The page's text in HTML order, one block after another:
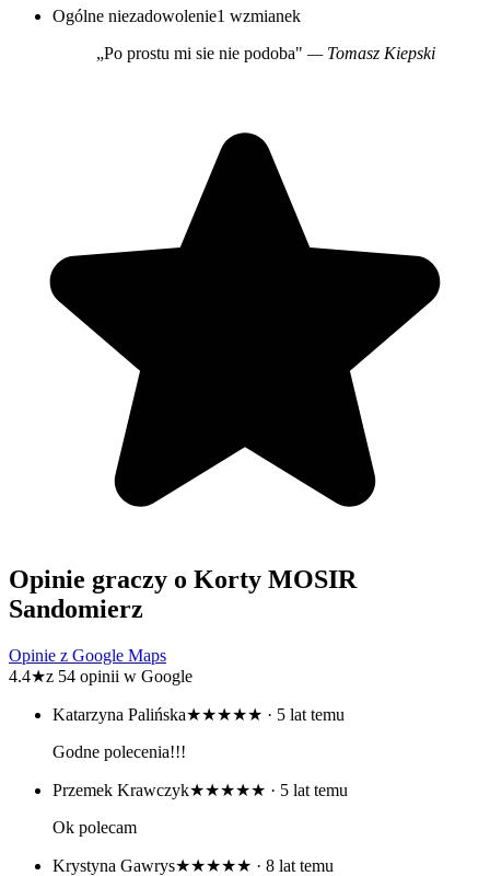
Ogólne niezadowolenie1 wzmianek
„Po prostu mi sie nie podoba" — Tomasz Kiepski
Opinie graczy o Korty MOSIR
Sandomierz
Opinie z Google Maps
4.4★z 54 opinii w Google
Katarzyna Palińska★★★★★ · 5 lat temu
Godne polecenia!!!
Przemek Krawczyk★★★★★ · 5 lat temu
Ok polecam
Krystyna Gawrys★★★★★ · 8 lat temu